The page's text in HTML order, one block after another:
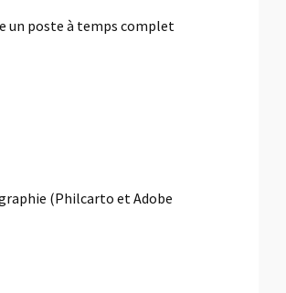
un poste à temps complet
(Philcarto et Adobe